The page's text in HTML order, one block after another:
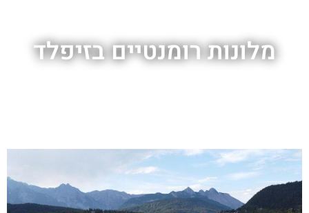
מלונות רומנטיים בזיפלד